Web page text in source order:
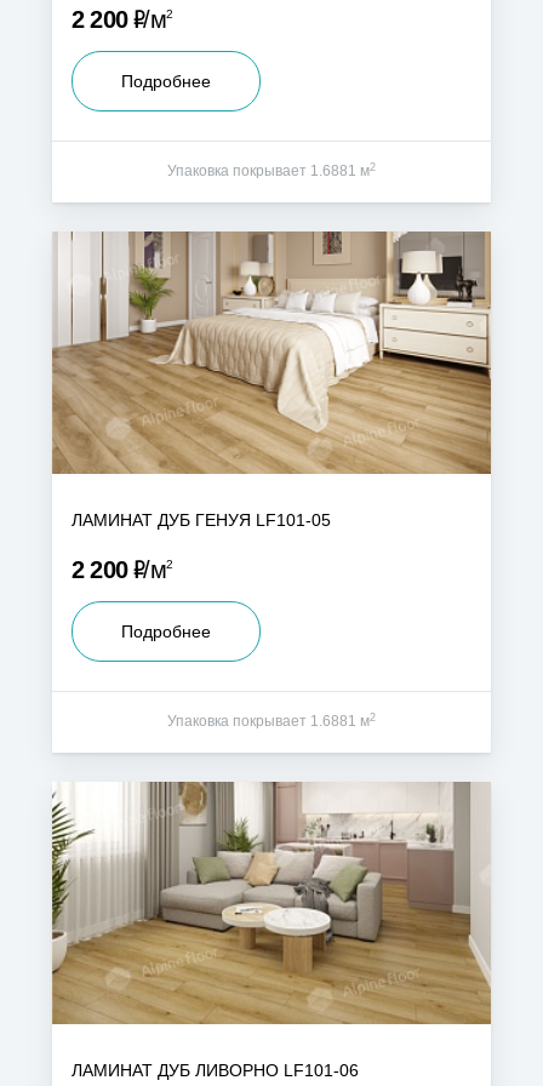
2 200Р м2
Подробнее
Упаковка покрывает 1.6881 м2
ЛАМИНАТ ДУБ ГЕНУЯ LF101-05
2 200Р м2
Подробнее
Упаковка покрывает 1.6881 м2
ЛАМИНАТ ДУБ ЛИВОРНО LF101-06